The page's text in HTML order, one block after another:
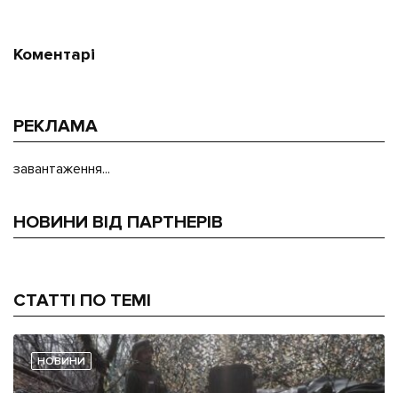
Коментарі
РЕКЛАМА
завантаження...
НОВИНИ ВІД ПАРТНЕРІВ
СТАТТІ ПО ТЕМІ
НОВИНИ